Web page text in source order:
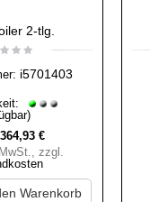
2-tlg.
i5701403
364,93 €
,zzgl.
Warenkorb